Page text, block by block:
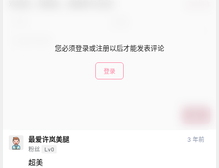
您必须登录或注册以后才能发表评论
登录
最爱许岚美腿
粉丝 Lv0
3 年前
超美